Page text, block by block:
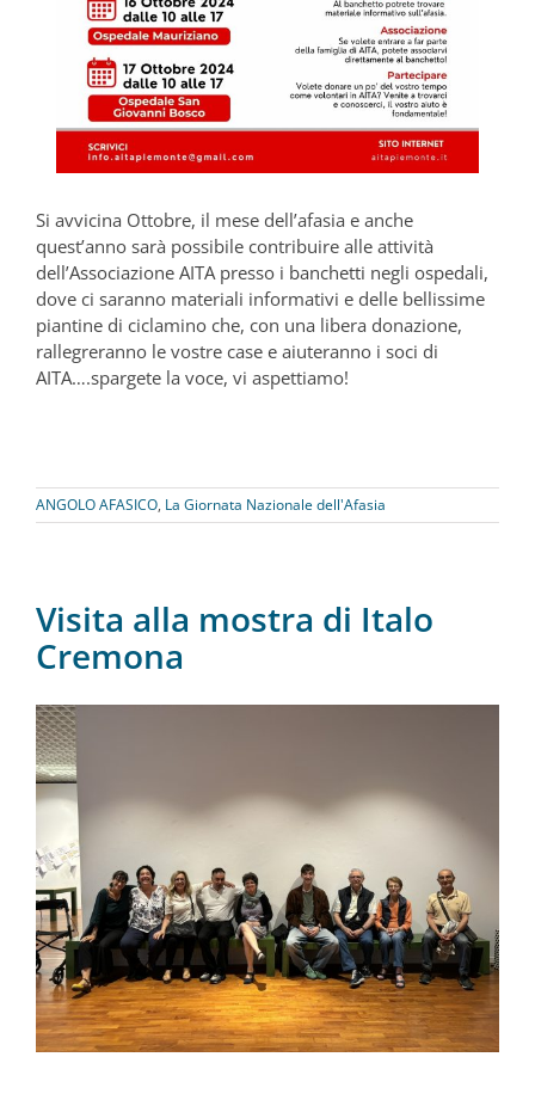
Si avvicina Ottobre, il mese dell’afasia e anche
quest’anno sarà possibile contribuire alle attività
dell’Associazione AITA presso i banchetti negli ospedali,
dove ci saranno materiali informativi e delle bellissime
piantine di ciclamino che, con una libera donazione,
rallegreranno le vostre case e aiuteranno i soci di
AITA….spargete la voce, vi aspettiamo!
ANGOLO AFASICO, La Giornata Nazionale dell'Afasia
Visita alla mostra di Italo
Cremona